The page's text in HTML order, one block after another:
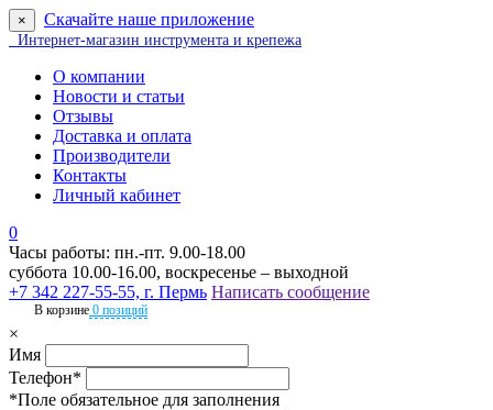
× Скачайте наше приложение
Интернет-магазин инструмента и крепежа
О компании
Новости и статьи
Отзывы
Доставка и оплата
Производители
Контакты
Личный кабинет
0
Часы работы: пн.-пт. 9.00-18.00
суббота 10.00-16.00, воскресенье – выходной
+7 342 227-55-55, г. Пермь Написать сообщение
В корзине 0 позиций
×
Имя
Телефон*
*Поле обязательное для заполнения